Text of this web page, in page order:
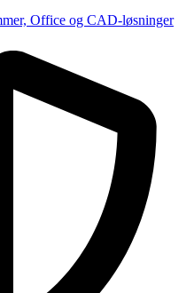
Office og CAD-løsninger